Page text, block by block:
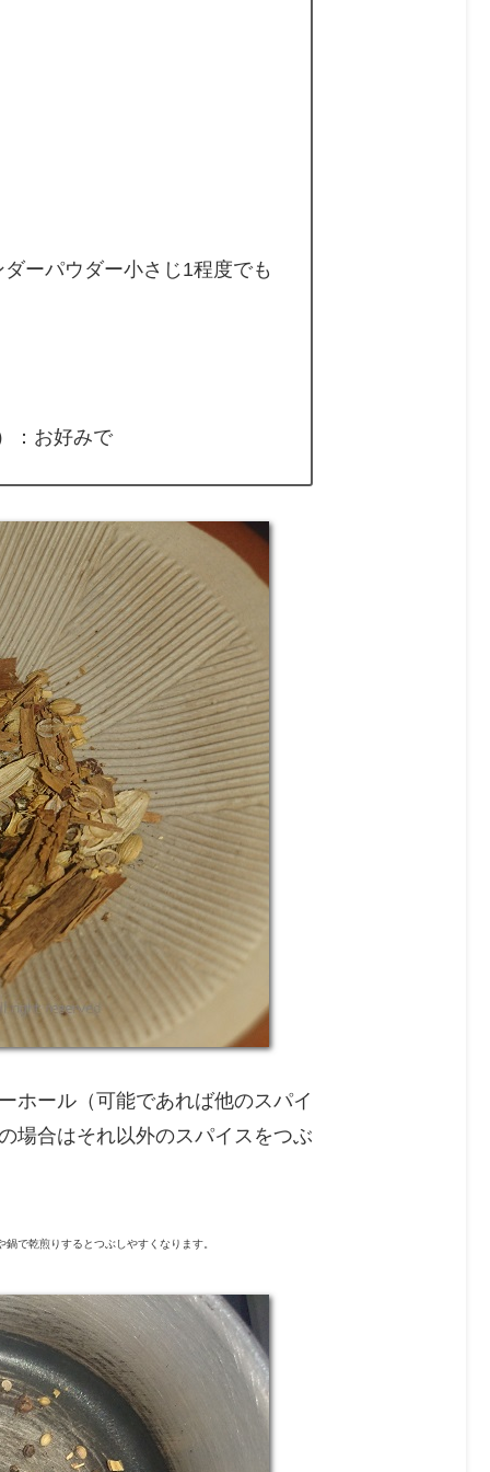
ーパウダー小さじ1程度でも
：お好みで
ホール（可能であれば他のスパイ
場合はそれ以外のスパイスをつぶ
で乾煎りするとつぶしやすくなります。